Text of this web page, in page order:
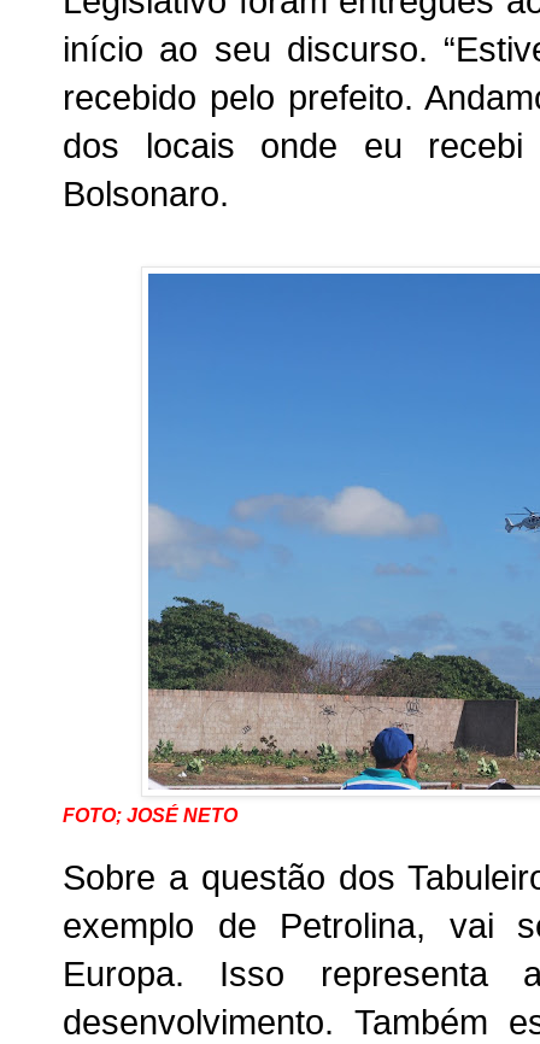
início ao seu discurso.
recebido pelo prefeito.
dos locais onde eu recebi
Bolsonaro.
FOTO; JOSÉ NETO
Sobre a questão dos
exemplo de Petrolina, vai
Europa. Isso
desenvolvimento. Também